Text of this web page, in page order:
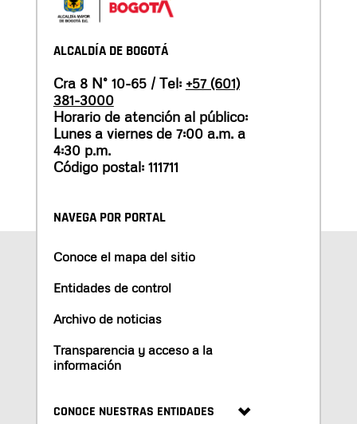
ALCALDÍA DE BOGOTÁ
Cra 8 N° 10-65 / Tel: +57 (601)
381-3000
Horario de atención al público:
Lunes a viernes de 7:00 a.m. a
4:30 p.m.
Código postal: 111711
NAVEGA POR PORTAL
Conoce el mapa del sitio
Entidades de control
Archivo de noticias
Transparencia y acceso a la
información
CONOCE NUESTRAS ENTIDADES